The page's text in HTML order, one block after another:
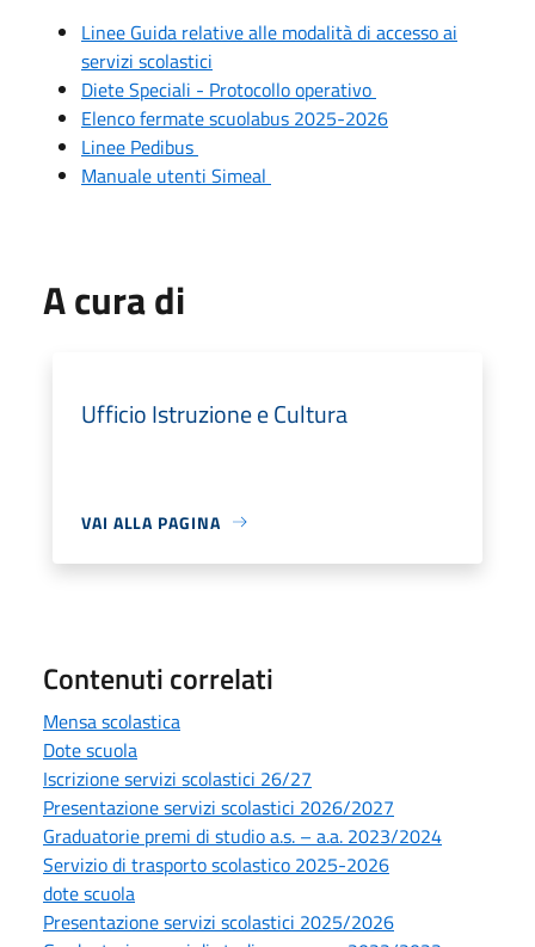
Linee Guida relative alle modalità di accesso ai
servizi scolastici
Diete Speciali - Protocollo operativo
Elenco fermate scuolabus 2025-2026
Linee Pedibus
Manuale utenti Simeal
A cura di
Ufficio Istruzione e Cultura
VAI ALLA PAGINA
Contenuti correlati
Mensa scolastica
Dote scuola
Iscrizione servizi scolastici 26/27
Presentazione servizi scolastici 2026/2027
Graduatorie premi di studio a.s. – a.a. 2023/2024
Servizio di trasporto scolastico 2025-2026
dote scuola
Presentazione servizi scolastici 2025/2026